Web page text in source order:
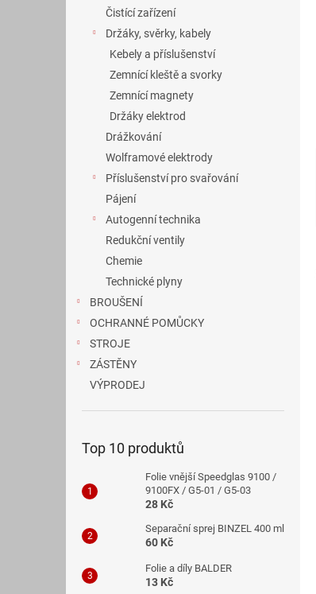
Čistící zařízení
Držáky, svěrky, kabely
Kebely a příslušenství
Zemnící kleště a svorky
Zemnící magnety
Držáky elektrod
Drážkování
Wolframové elektrody
Příslušenství pro svařování
Pájení
Autogenní technika
Redukční ventily
Chemie
Technické plyny
BROUŠENÍ
OCHRANNÉ POMŮCKY
STROJE
ZÁSTĚNY
VÝPRODEJ
Top 10 produktů
Folie vnější Speedglas 9100 /
9100FX / G5-01 / G5-03
28 Kč
Separační sprej BINZEL 400 ml
60 Kč
Folie a díly BALDER
13 Kč